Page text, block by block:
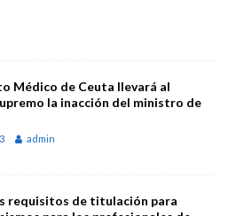
Médico de Ceuta llevará al
la inacción del ministro de
admin
requisitos de titulación para